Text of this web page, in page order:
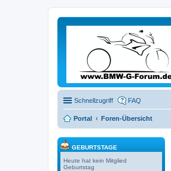
Schnellzugriff FAQ
Portal Foren-Übersicht
GEBURTSTAGE
Heute hat kein Mitglied
Geburtstag